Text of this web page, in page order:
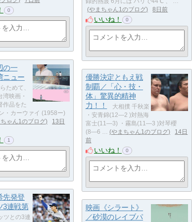
0
やまちゃん1のブログ
8日前
いいね！ 0
の一
ニュー
ためて、
湾映画・
作品をた
・カーウァイ (1958ー)
ゃん1のブログ
13日
1
優勝決定ともえ戦
制覇／「心・技・
体」驚異的精神
力！！
大相撲 千秋楽
・安青錦(12―2 )対熱海
富士(11―3) ・霧島(11―3 )対琴櫻
(8―6 …
やまちゃん1のブログ
14日
前
いいね！ 0
先発登
3連戦第
ツとの3連
映画《シラート》
／砂漠のレイブパ